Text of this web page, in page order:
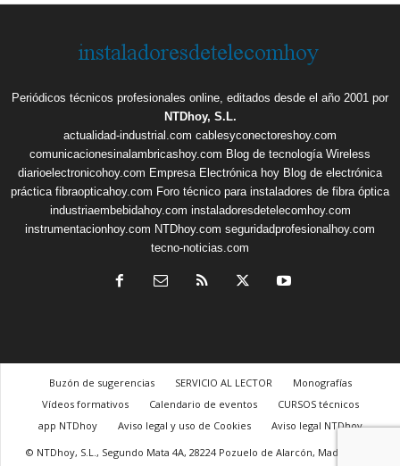
Periódicos técnicos profesionales online, editados desde el año 2001 por
NTDhoy, S.L.
actualidad-industrial.com cablesyconectoreshoy.com
comunicacionesinalambricashoy.com Blog de tecnología Wireless
diarioelectronicohoy.com Empresa Electrónica hoy Blog de electrónica
práctica fibraopticahoy.com Foro técnico para instaladores de fibra óptica
industriaembebidahoy.com instaladoresdetelecomhoy.com
instrumentacionhoy.com NTDhoy.com seguridadprofesionalhoy.com
tecno-noticias.com
Buzón de sugerencias SERVICIO AL LECTOR
Monografías
Vídeos formativos
Calendario de eventos
CURSOS técnicos
app NTDhoy
Aviso legal y uso de Cookies
Aviso legal NTDhoy
© NTDhoy, S.L., Segundo Mata 4A, 28224 Pozuelo de Alarcón, Madrid, +34